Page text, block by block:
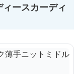
ースカーディ